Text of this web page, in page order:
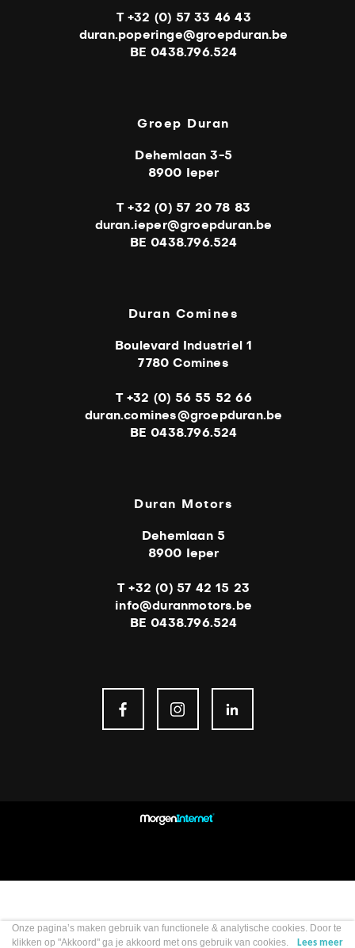
T +32 (0) 57 33 46 43
duran.poperinge@groepduran.be
BE 0438.796.524
Groep Duran
Dehemlaan 3-5
8900 Ieper
T +32 (0) 57 20 78 83
duran.ieper@groepduran.be
BE 0438.796.524
Duran Comines
Boulevard Industriel 1
7780 Comines
T +32 (0) 56 55 52 66
duran.comines@groepduran.be
BE 0438.796.524
Duran Motors
Dehemlaan 5
8900 Ieper
T +32 (0) 57 42 15 23
info@duranmotors.be
BE 0438.796.524
Onze pagina’s maken gebruik van functionele & analytische cookies. Door te
klikken op "Akkoord" ga je akkoord met ons gebruik van cookies.
Lees meer